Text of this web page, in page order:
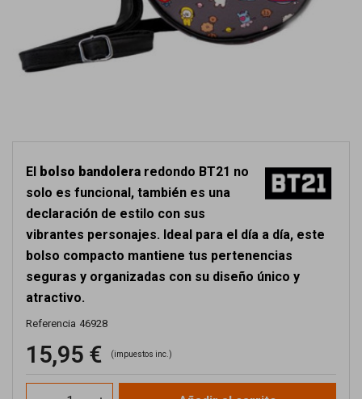
El bolso bandolera redondo BT21 no
solo es funcional, también es una
declaración de estilo con sus
vibrantes personajes. Ideal para el día a día, este
bolso compacto mantiene tus pertenencias
seguras y organizadas con su diseño único y
atractivo.
Referencia 46928
15,95 € (impuestos inc.)